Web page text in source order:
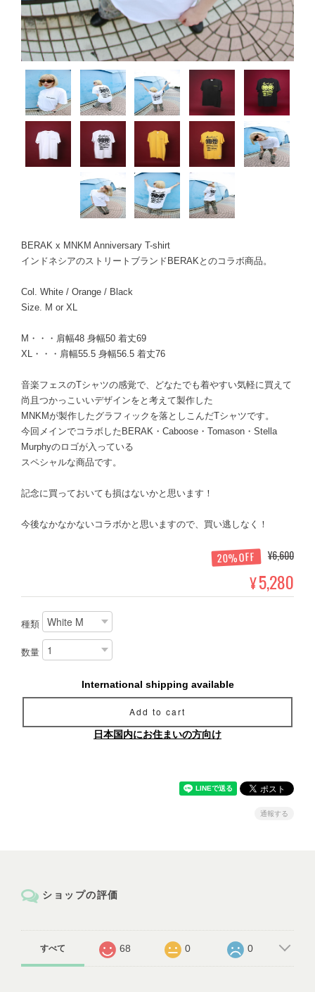
BERAK x MNKM Anniversary T-shirt
インドネシアのストリートブランドBERAKとのコラボ商品。
Col. White / Orange / Black
Size. M or XL
M・・・肩幅48 身幅50 着丈69
XL・・・肩幅55.5 身幅56.5 着丈76
音楽フェスのTシャツの感覚で、どなたでも着やすい気軽に買えて
尚且つかっこいいデザインをと考えて製作した
MNKMが製作したグラフィックを落としこんだTシャツです。
今回メインでコラボしたBERAK・Caboose・Tomason・Stella
Murphyのロゴが入っている
スペシャルな商品です。
記念に買っておいても損はないかと思います！
今後なかなかないコラボかと思いますので、買い逃しなく！
20%OFF ¥6,600
¥5,280
種類
数量
International shipping available
Add to cart
日本国内にお住まいの方向け
通報する
ショップの評価
すべて 68 0 0